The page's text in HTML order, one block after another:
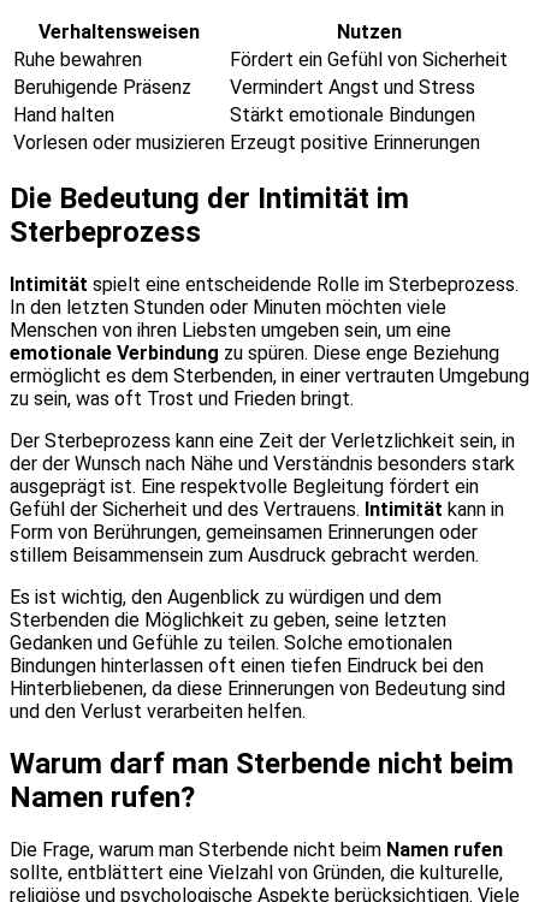
Verhaltensweisen
Nutzen
Ruhe bewahren
Fördert ein Gefühl von Sicherheit
Beruhigende Präsenz
Vermindert Angst und Stress
Hand halten
Stärkt emotionale Bindungen
Vorlesen oder musizieren Erzeugt positive Erinnerungen
Die Bedeutung der Intimität im
Sterbeprozess
Intimität spielt eine entscheidende Rolle im Sterbeprozess.
In den letzten Stunden oder Minuten möchten viele
Menschen von ihren Liebsten umgeben sein, um eine
emotionale Verbindung zu spüren. Diese enge Beziehung
ermöglicht es dem Sterbenden, in einer vertrauten Umgebung
zu sein, was oft Trost und Frieden bringt.
Der Sterbeprozess kann eine Zeit der Verletzlichkeit sein, in
der der Wunsch nach Nähe und Verständnis besonders stark
ausgeprägt ist. Eine respektvolle Begleitung fördert ein
Gefühl der Sicherheit und des Vertrauens. Intimität kann in
Form von Berührungen, gemeinsamen Erinnerungen oder
stillem Beisammensein zum Ausdruck gebracht werden.
Es ist wichtig, den Augenblick zu würdigen und dem
Sterbenden die Möglichkeit zu geben, seine letzten
Gedanken und Gefühle zu teilen. Solche emotionalen
Bindungen hinterlassen oft einen tiefen Eindruck bei den
Hinterbliebenen, da diese Erinnerungen von Bedeutung sind
und den Verlust verarbeiten helfen.
Warum darf man Sterbende nicht beim
Namen rufen?
Die Frage, warum man Sterbende nicht beim Namen rufen
sollte, entblättert eine Vielzahl von Gründen, die kulturelle,
religiöse und psychologische Aspekte berücksichtigen. Viele